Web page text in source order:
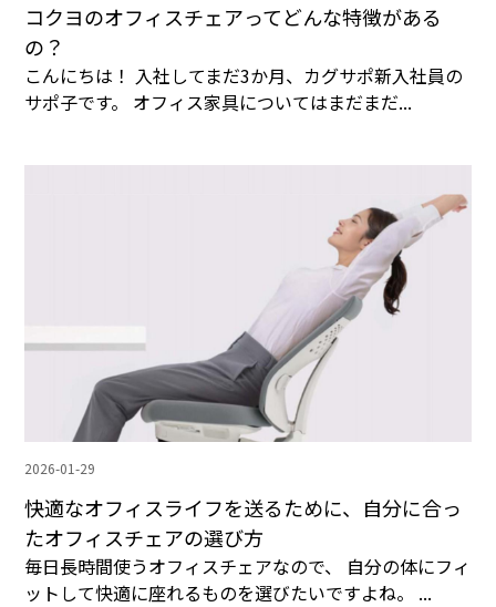
コクヨのオフィスチェアってどんな特徴がある
の？
こんにちは！ 入社してまだ3か月、カグサポ新入社員の
サポ子です。 オフィス家具についてはまだまだ...
2026-01-29
快適なオフィスライフを送るために、自分に合っ
たオフィスチェアの選び方
毎日長時間使うオフィスチェアなので、 自分の体にフィ
ットして快適に座れるものを選びたいですよね。 ...